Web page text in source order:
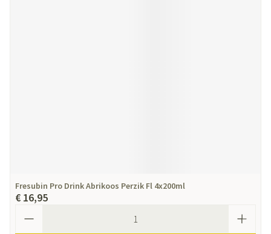
Fresubin Pro Drink Abrikoos Perzik Fl 4x200ml
€ 16,95